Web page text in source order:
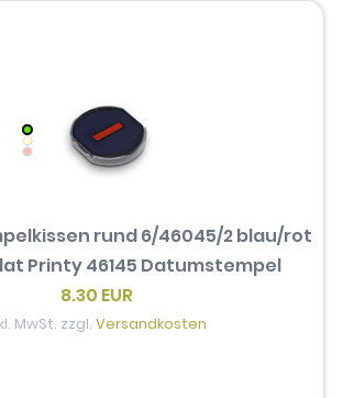
rund 6/46045/2 blau/rot
Printy 46145 Datumstempel
8.30 EUR
MwSt. zzgl.Versandkosten